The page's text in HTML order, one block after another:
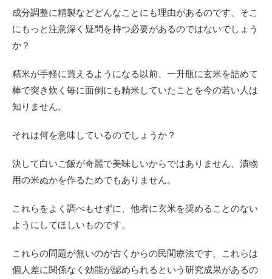
成分調整に精製などどんなことにも理由があるのです、そこ
にもっと注意深く疑問を持つ必要があるのではないでしょう
か？
精米が手軽に買えるようになる以前、一升瓶に玄米を詰めて
棒で突き炊く毎に面倒にも精米していたことを今の若い人は
知りません。
それは何を意味しているのでしょうか？
決して白いご飯が奇麗で美味しいからではありません、漬物
用の米ぬかを作るためでもありません。
これらをよく調べもせずに、他者に玄米を奨めることのない
ようにしてほしいものです。
これらの問題が無いのが古くからの民間療法です、これらは
個人差に関係なく効能が認められるという研究成果があるの